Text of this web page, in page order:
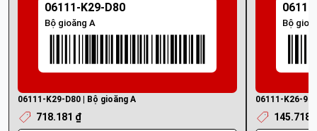
06111-K29-D80
Bộ gioăng A
06111-K29-D80 | Bộ gioăng A
718.181 ₫
Bộ
06111-K26-
145.718